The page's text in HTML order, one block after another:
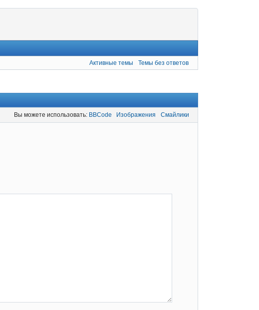
Активные темы Темы без ответов
Вы можете использовать: BBCode Изображения Смайлики